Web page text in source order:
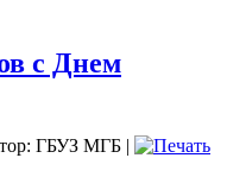
с Днем
ГБУЗ МГБ |